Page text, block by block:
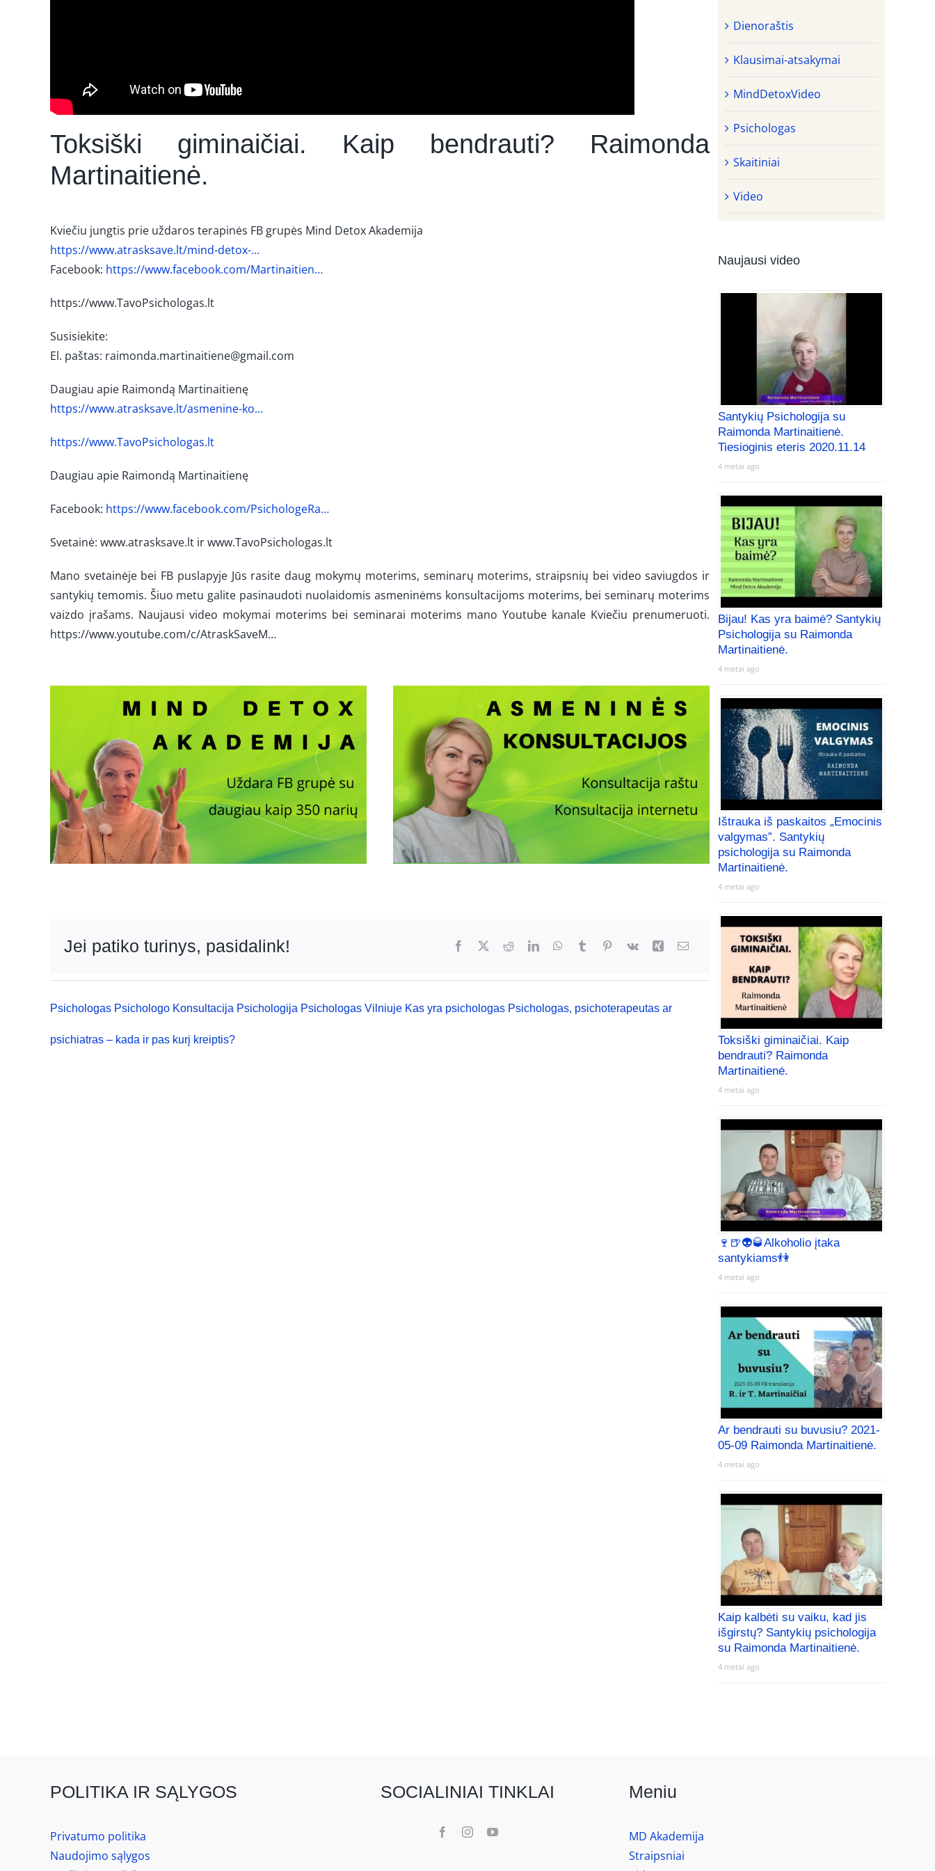
Toksiški giminaičiai. Kaip bendrauti? Raimonda
Martinaitienė.
Kviečiu jungtis prie uždaros terapinės FB grupės Mind Detox Akademija
https://www.atrasksave.lt/mind-detox-…
Facebook: https://www.facebook.com/Martinaitien…
https://www.TavoPsichologas.lt
Susisiekite:
El. paštas: raimonda.martinaitiene@gmail.com
Daugiau apie Raimondą Martinaitienę
https://www.atrasksave.lt/asmenine-ko…
https://www.TavoPsichologas.lt
Daugiau apie Raimondą Martinaitienę
Facebook: https://www.facebook.com/PsichologeRa…
Svetainė: www.atrasksave.lt ir www.TavoPsichologas.lt
Mano svetainėje bei FB puslapyje Jūs rasite daug mokymų moterims, seminarų moterims, straipsnių bei video saviugdos ir
santykių temomis. Šiuo metu galite pasinaudoti nuolaidomis asmeninėms konsultacijoms moterims, bei seminarų moterims
vaizdo įrašams. Naujausi video mokymai moterims bei seminarai moterims mano Youtube kanale Kviečiu prenumeruoti.
https://www.youtube.com/c/AtraskSaveM…
Jei patiko turinys, pasidalink!
Psichologas Psichologo Konsultacija Psichologija Psichologas Vilniuje Kas yra psichologas Psichologas, psichoterapeutas ar
psichiatras – kada ir pas kurį kreiptis?
Dienoraštis
Klausimai-atsakymai
MindDetoxVideo
Psichologas
Skaitiniai
Video
Naujausi video
Santykių Psichologija su
Raimonda Martinaitienė.
Tiesioginis eteris 2020.11.14
4 metai ago
Bijau! Kas yra baimė? Santykių
Psichologija su Raimonda
Martinaitienė.
4 metai ago
Ištrauka iš paskaitos „Emocinis
valgymas”. Santykių
psichologija su Raimonda
Martinaitienė.
4 metai ago
Toksiški giminaičiai. Kaip
bendrauti? Raimonda
Martinaitienė.
4 metai ago
🍷🍺👽🥃Alkoholio įtaka
santykiams👫
4 metai ago
Ar bendrauti su buvusiu? 2021-
05-09 Raimonda Martinaitienė.
4 metai ago
Kaip kalbėti su vaiku, kad jis
išgirstų? Santykių psichologija
su Raimonda Martinaitienė.
4 metai ago
POLITIKA IR SĄLYGOS
Privatumo politika
Naudojimo sąlygos
SOCIALINIAI TINKLAI Meniu
MD Akademija
Straipsniai